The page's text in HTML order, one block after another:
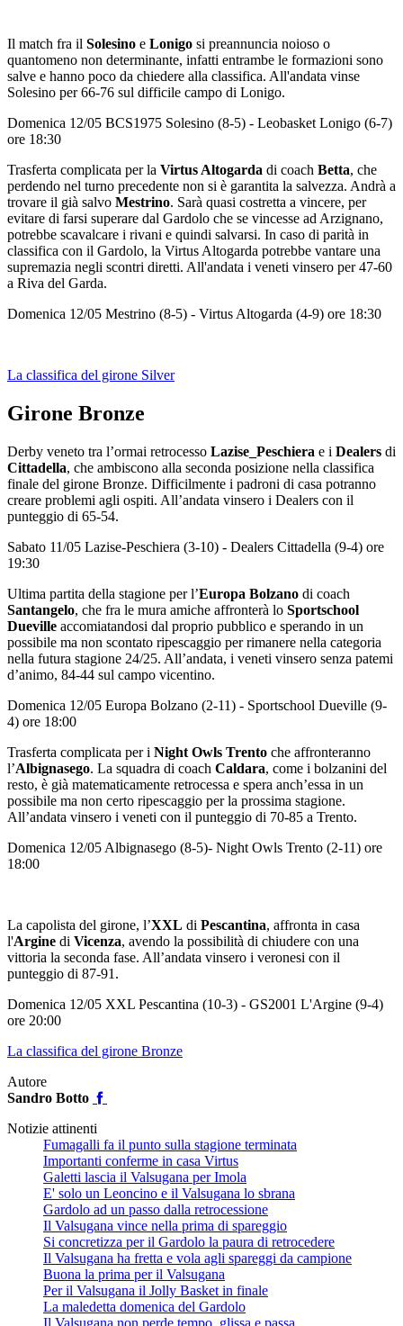
Il match fra il Solesino e Lonigo si preannuncia noioso o
quantomeno non determinante, infatti entrambe le formazioni sono
salve e hanno poco da chiedere alla classifica. All'andata vinse
Solesino per 66-76 sul difficile campo di Lonigo.
Domenica 12/05 BCS1975 Solesino (8-5) - Leobasket Lonigo (6-7)
ore 18:30
Trasferta complicata per la Virtus Altogarda di coach Betta, che
perdendo nel turno precedente non si è garantita la salvezza. Andrà a
trovare il già salvo Mestrino. Sarà quasi costretta a vincere, per
evitare di farsi superare dal Gardolo che se vincesse ad Arzignano,
potrebbe scavalcare i rivani e quindi salvarsi. In caso di parità in
classifica con il Gardolo, la Virtus Altogarda potrebbe vantare una
supremazia negli scontri diretti. All'andata i veneti vinsero per 47-60
a Riva del Garda.
Domenica 12/05 Mestrino (8-5) - Virtus Altogarda (4-9) ore 18:30
La classifica del girone Silver
Girone Bronze
Derby veneto tra l’ormai retrocesso Lazise_Peschiera e i Dealers di
Cittadella, che ambiscono alla seconda posizione nella classifica
finale del girone Bronze. Difficilmente i padroni di casa potranno
creare problemi agli ospiti. All’andata vinsero i Dealers con il
punteggio di 65-54.
Sabato 11/05 Lazise-Peschiera (3-10) - Dealers Cittadella (9-4) ore
19:30
Ultima partita della stagione per l’Europa Bolzano di coach
Santangelo, che fra le mura amiche affronterà lo Sportschool
Dueville accomiatandosi dal proprio pubblico e sperando in un
possibile ma non scontato ripescaggio per rimanere nella categoria
nella futura stagione 24/25. All’andata, i veneti vinsero senza patemi
d’animo, 84-44 sul campo vicentino.
Domenica 12/05 Europa Bolzano (2-11) - Sportschool Dueville (9-
4) ore 18:00
Trasferta complicata per i Night Owls Trento che affronteranno
l’Albignasego. La squadra di coach Caldara, come i bolzanini del
resto, è già matematicamente retrocessa e spera anch’essa in un
possibile ma non certo ripescaggio per la prossima stagione.
All’andata vinsero i veneti con il punteggio di 70-85 a Trento.
Domenica 12/05 Albignasego (8-5)- Night Owls Trento (2-11) ore
18:00
La capolista del girone, l’XXL di Pescantina, affronta in casa
l'Argine di Vicenza, avendo la possibilità di chiudere con una
vittoria la seconda fase. All’andata vinsero i veronesi con il
punteggio di 87-91.
Domenica 12/05 XXL Pescantina (10-3) - GS2001 L'Argine (9-4)
ore 20:00
La classifica del girone Bronze
Autore
Sandro Botto
Notizie attinenti
Fumagalli fa il punto sulla stagione terminata
Importanti conferme in casa Virtus
Galetti lascia il Valsugana per Imola
E' solo un Leoncino e il Valsugana lo sbrana
Gardolo ad un passo dalla retrocessione
Il Valsugana vince nella prima di spareggio
Si concretizza per il Gardolo la paura di retrocedere
Il Valsugana ha fretta e vola agli spareggi da campione
Buona la prima per il Valsugana
Per il Valsugana il Jolly Basket in finale
La maledetta domenica del Gardolo